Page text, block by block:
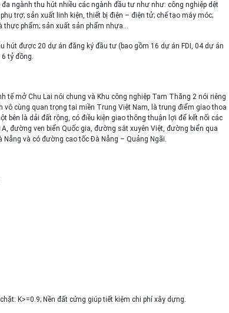
ngành thu hút nhiều các ngành đầu tư như như: công nghiệp dệt
trợ; sản xuất linh kiện, thiết bị điện – điện tử; chế tạo máy móc;
thực phẩm; sản xuất sản phẩm nhựa…
được 20 dự án đăng ký đầu tư (bao gồm 16 dự án FDI, 04 dự án
tỷ đồng.
tế mở Chu Lai nói chung và Khu công nghiệp Tam Thăng 2 nói riêng
cùng quan trọng tại miền Trung Việt Nam, là trung điểm giao thoa
bên là dải đất rộng, có điều kiện giao thông thuận lợi để kết nối các
đường ven biển Quốc gia, đường sắt xuyên Việt, đường biển qua
và có đường cao tốc Đà Nẵng – Quảng Ngãi.
K>=0.9; Nền đất cứng giúp tiết kiệm chi phí xây dựng.